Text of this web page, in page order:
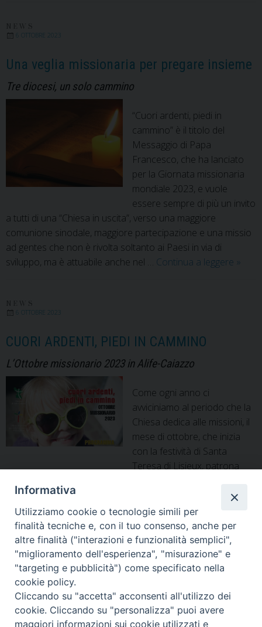
orme
Stefano
Vescovo
6 OTTOBRE 2023
Una veglia missionaria per pregare insieme
Tre diocesi, un solo cammino
“Cuori ardenti, piedi in
cammino” è il titolo del
Messaggio di Papa
Francesco, che ha lanciato
per la Giornata missionaria
mondiale 2023, e vuole
essere sempre di più un invito
a tutti di una “Chiesa in uscita”, verso una maggiore
comunione sinodale, maggiore partecipazione e una missio
ad gentes che non è rivolta soltanto ai Paesi in via di
sviluppo, ma è attuabile anche nel … Continua a leggere Una
»
6 OTTOBRE 2023
CUORI ARDENTI, PIEDI IN CAMMINO
L’Ottobre missionario 2023 in Alife-Caiazzo
Come ogni anno ci
avviciniamo al periodo che la
Chiesa dedica alle missioni, il
mese di ottobre, che inizia
con la festività di Santa
Teresa di Lisieux, patrona
realizza i consueti appuntamenti con le realtà locali, per
diffondere lo spirito missionario, soprattutto partendo dalle
giovani generazioni. Alcune iniziative coinvolgono i più piccoli,
come quella della S. …Continua a leggereCUORI
ARDENTI,
PIEDI
CAMMINO
»
« Pagina precedente
Informativa
Utilizziamo cookie o tecnologie simili per
finalità tecniche e, con il tuo consenso, anche per
altre finalità ("interazioni e funzionalità semplici",
"miglioramento dell'esperienza", "misurazione" e
"targeting e pubblicità") come specificato nella
cookie policy.
Cliccando su "accetta" acconsenti all'utilizzo dei
cookie. Cliccando su "personalizza" puoi avere
maggiori informazioni sui cookie utilizzati e